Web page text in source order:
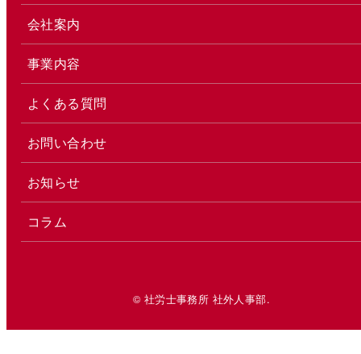
会社案内
事業内容
よくある質問
お問い合わせ
お知らせ
コラム
© 社労士事務所 社外人事部.